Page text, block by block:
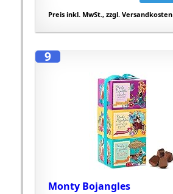
Preis inkl. MwSt., zzgl. Versandkosten
9
Monty Bojangles